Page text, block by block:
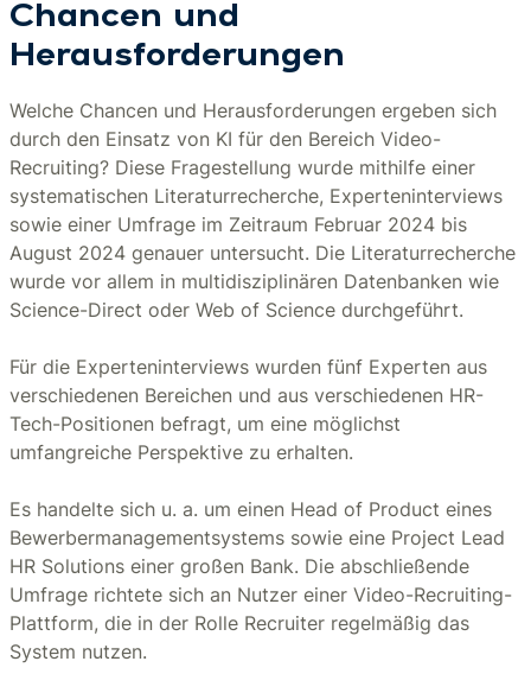
Chancen und
Herausforderungen
Welche Chancen und Herausforderungen ergeben sich
durch den Einsatz von KI für den Bereich Video-
Recruiting? Diese Fragestellung wurde mithilfe einer
systematischen Literaturrecherche, Experteninterviews
sowie einer Umfrage im Zeitraum Februar 2024 bis
August 2024 genauer untersucht. Die Literaturrecherche
wurde vor allem in multidisziplinären Datenbanken wie
Science-Direct oder Web of Science durchgeführt.
Für die Experteninterviews wurden fünf Experten aus
verschiedenen Bereichen und aus verschiedenen HR-
Tech-Positionen befragt, um eine möglichst
umfangreiche Perspektive zu erhalten.
Es handelte sich u. a. um einen Head of Product eines
Bewerbermanagementsystems sowie eine Project Lead
HR Solutions einer großen Bank. Die abschließende
Umfrage richtete sich an Nutzer einer Video-Recruiting-
Plattform, die in der Rolle Recruiter regelmäßig das
System nutzen.